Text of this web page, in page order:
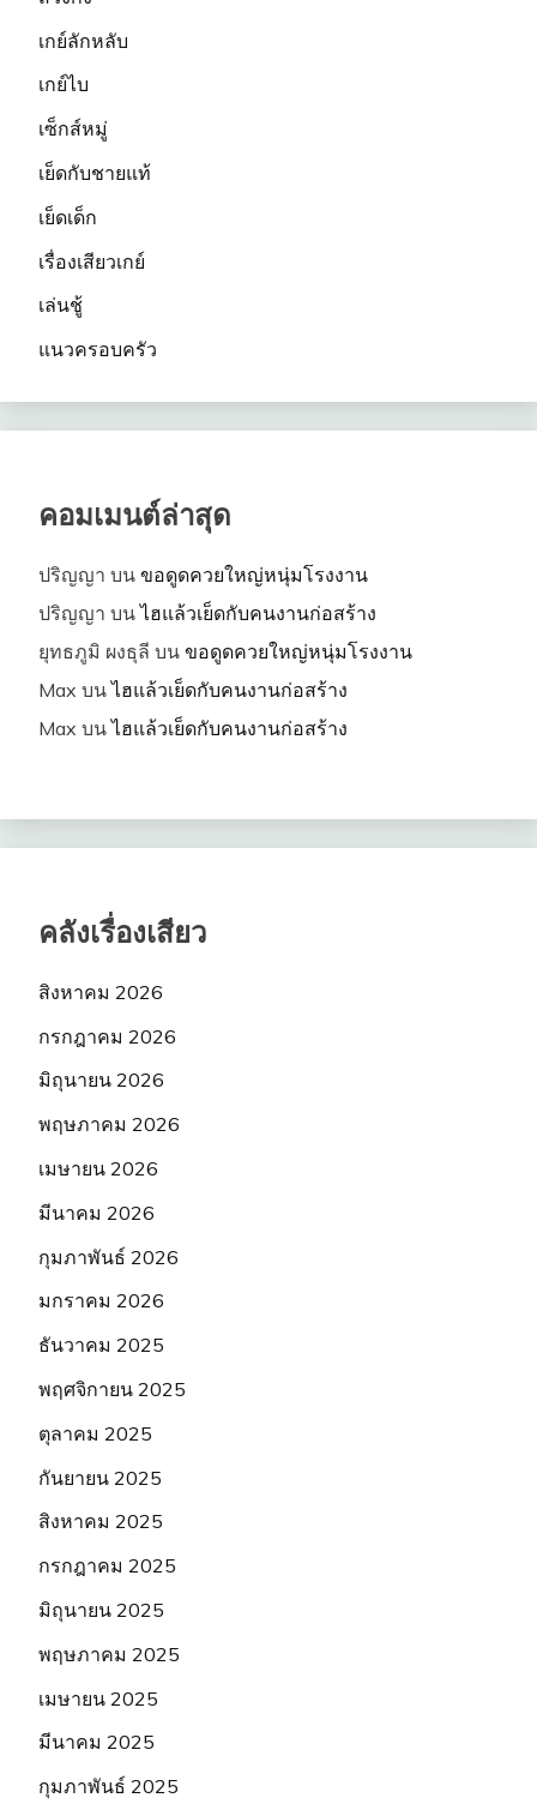
เกย์ลักหลับ
เกย์ไบ
เซ็กส์หมู่
เย็ดกับชายแท้
เย็ดเด็ก
เรื่องเสียวเกย์
เล่นชู้
แนวครอบครัว
คอมเมนต์ล่าสุด
ปริญญา บน ขอดูดควยใหญ่หนุ่มโรงงาน
ปริญญา บนไฮแล้วเย็ดกับคนงานก่อสร้าง
ยุทธภูมิ ผงธุลี บน ขอดูดควยใหญ่หนุ่มโรงงาน
Max บนไฮแล้วเย็ดกับคนงานก่อสร้าง
Max บนไฮแล้วเย็ดกับคนงานก่อสร้าง
คลังเรื่องเสียว
สิงหาคม 2026
กรกฎาคม 2026
มิถุนายน 2026
พฤษภาคม 2026
เมษายน 2026
มีนาคม 2026
กุมภาพันธ์ 2026
มกราคม 2026
ธันวาคม 2025
พฤศจิกายน 2025
ตุลาคม 2025
กันยายน 2025
สิงหาคม 2025
กรกฎาคม 2025
มิถุนายน 2025
พฤษภาคม 2025
เมษายน 2025
มีนาคม 2025
กุมภาพันธ์ 2025